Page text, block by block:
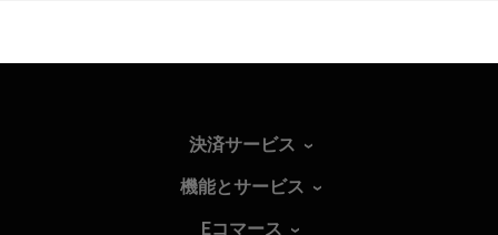
決済サービス
機能とサービス
Eコマース